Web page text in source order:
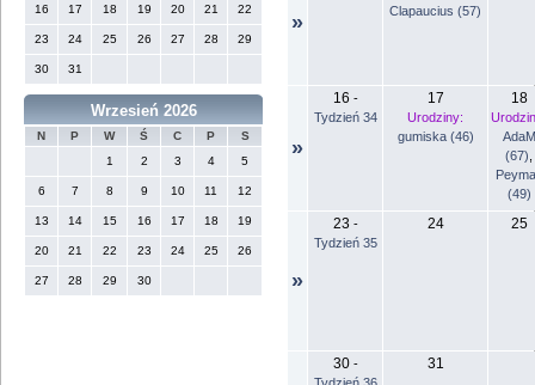
16 17 18 19 20 21 22
23 24 25 26 27 28 29
30 31
Wrzesień 2026
N P W Ś C P
S
1
2 3 4 5
6 7 8 9 10 11 12
13 14 15 16 17 18 19
20 21 22 23 24 25 26
27 28 29 30
»
Clapaucius (57)
»
16 -
Tydzień 34
17
Urodziny:
gumiska (46)
18
AdaM
(67)
(49)
»
23 -
Tydzień 35
24 25
30-
31